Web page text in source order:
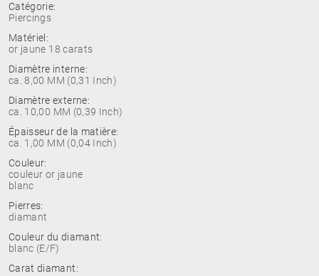
Catégorie:
Piercings
Matériel:
or jaune 18 carats
Diamètre interne:
ca. 8,00 MM (0,31 Inch)
Diamètre externe:
ca. 10,00 MM (0,39 Inch)
Épaisseur de la matière:
ca. 1,00 MM (0,04 Inch)
Couleur:
couleur or jaune
blanc
Pierres:
diamant
Couleur du diamant:
blanc (E/F)
Carat diamant: